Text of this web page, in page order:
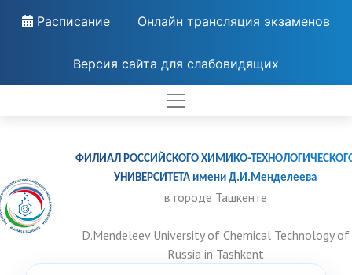
Расписание Онлайн трансляция экзаменов
Версия сайта для слабовидящих
ФИЛИАЛ РОССИЙСКОГО ХИМИКО-
УНИВЕРСИТЕТА имени Д.И.Менделеева
в городе Ташкенте
D.Mendeleev University of Chemical Technology of
Russia in Tashkent